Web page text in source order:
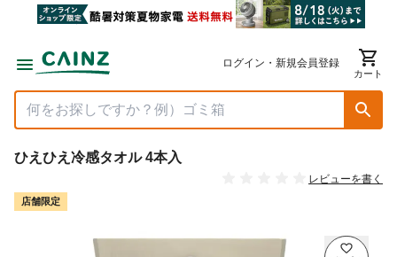
ログイン・新規会員登録
カート
ひえひえ冷感タオル 4本入
レビューを書く
店舗限定